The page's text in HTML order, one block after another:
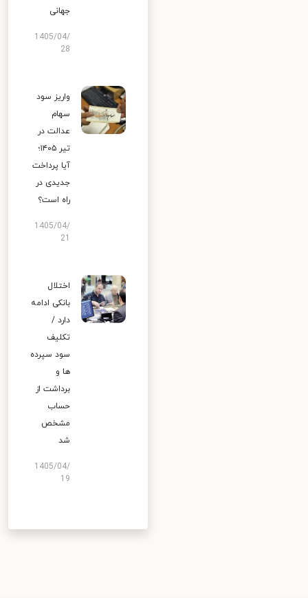
جهانی
1405/04/
28
واریز سود
سهام
عدالت در
تیر ۱۴۰۵؛
آیا پرداخت
جدیدی در
راه است؟
1405/04/
اختلال
بانکی ادامه
دارد /
تکلیف
سود سپرده
ها و
برداشت از
حساب
مشخص
شد
1405/04/
19